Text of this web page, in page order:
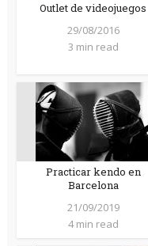
Outlet de videojuegos
29/08/2016
3 min read
Practicar kendo en
Barcelona
21/09/2019
4 min read